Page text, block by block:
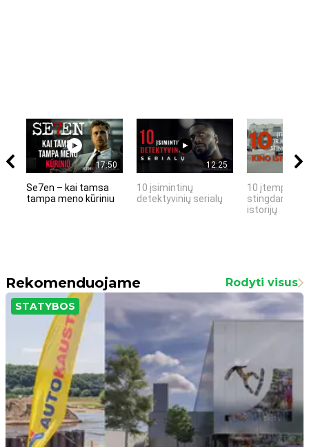
17:50
Se7en – kai tamsa
tampa meno kūriniu
12:25
10 įsimintinų
detektyvinių serialų
10 įtemptų,
stingdančių
istorijų
Rekomenduojame Rodyti visus
STATYBOS